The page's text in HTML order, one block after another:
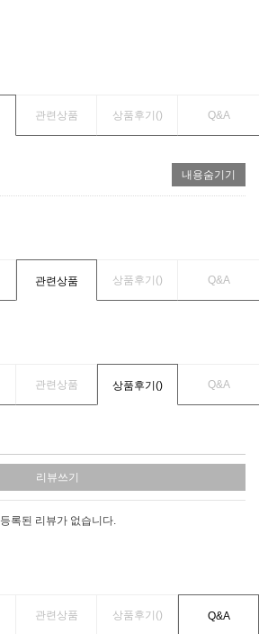
관련상품 상품후기() Q&A
내용숨기기
관련상품 상품후기() Q&A
관련상품 상품후기() Q&A
리뷰쓰기
등록된 리뷰가 없습니다.
관련상품 상품후기() Q&A